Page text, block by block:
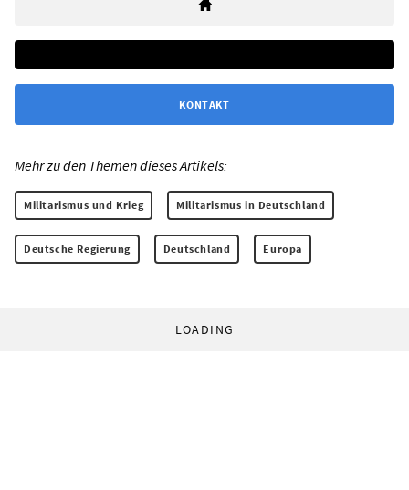
KONTAKT
Mehr zu den Themen dieses Artikels:
Militarismus und Krieg Militarismus in Deutschland
Deutsche Regierung Deutschland Europa
LOADING